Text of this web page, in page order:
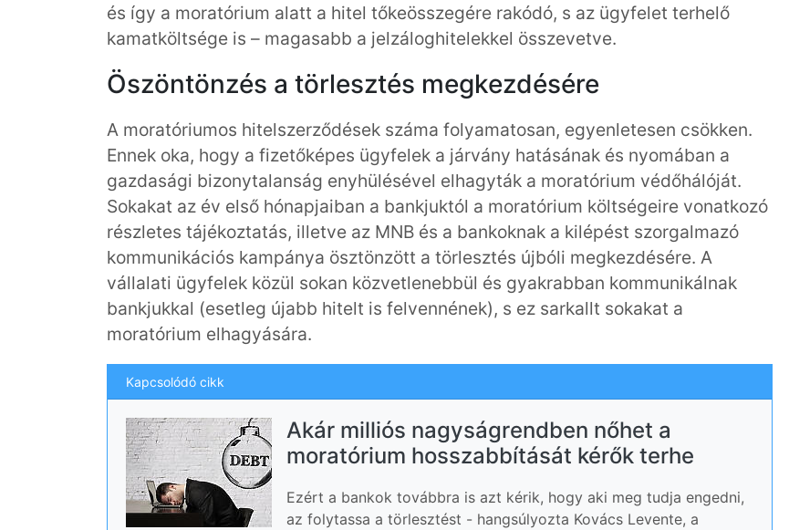
és így a moratórium alatt a hitel tőkeösszegére rakódó, s az ügyfelet terhelő
kamatköltsége is – magasabb a jelzáloghitelekkel összevetve.
Öszöntönzés a törlesztés megkezdésére
A moratóriumos hitelszerződések száma folyamatosan, egyenletesen csökken.
Ennek oka, hogy a fizetőképes ügyfelek a járvány hatásának és nyomában a
gazdasági bizonytalanság enyhülésével elhagyták a moratórium védőhálóját.
Sokakat az év első hónapjaiban a bankjuktól a moratórium költségeire vonatkozó
részletes tájékoztatás, illetve az MNB és a bankoknak a kilépést szorgalmazó
kommunikációs kampánya ösztönzött a törlesztés újbóli megkezdésére. A
vállalati ügyfelek közül sokan közvetlenebbül és gyakrabban kommunikálnak
bankjukkal (esetleg újabb hitelt is felvennének), s ez sarkallt sokakat a
moratórium elhagyására.
Kapcsolódó cikk
Akár milliós nagyságrendben nőhet a
moratórium hosszabbítását kérők terhe
Ezért a bankok továbbra is azt kérik, hogy aki meg tudja engedni,
az folytassa a törlesztést - hangsúlyozta Kovács Levente, a